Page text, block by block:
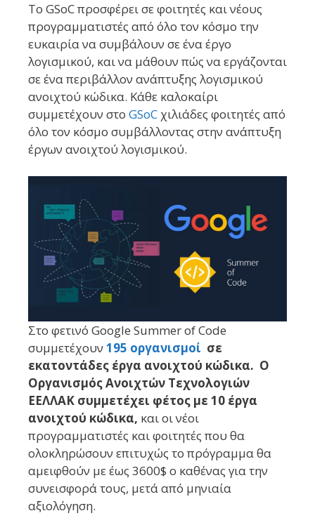
To GSoC προσφέρει σε φοιτητές και νέους
προγραμματιστές από όλο τον κόσμο την
ευκαιρία να συμβάλουν σε ένα έργο
λογισμικού, και να μάθουν πώς να εργάζονται
σε ένα περιβάλλον ανάπτυξης λογισμικού
ανοιχτού κώδικα. Κάθε καλοκαίρι
συμμετέχουν στο GSoC χιλιάδες φοιτητές από
όλο τον κόσμο συμβάλλοντας στην ανάπτυξη
έργων ανοιχτού λογισμικού.
Στο φετινό Google Summer of Code
συμμετέχουν 195 οργανισμοί σε
εκατοντάδες έργα ανοιχτού κώδικα. Ο
Οργανισμός Ανοιχτών Τεχνολογιών
ΕΕΛΛΑΚ συμμετέχει φέτος με 10 έργα
ανοιχτού κώδικα, και οι νέοι
προγραμματιστές και φοιτητές που θα
ολοκληρώσουν επιτυχώς το πρόγραμμα θα
αμειφθούν με έως 3600$ ο καθένας για την
συνεισφορά τους, μετά από μηνιαία
αξιολόγηση.